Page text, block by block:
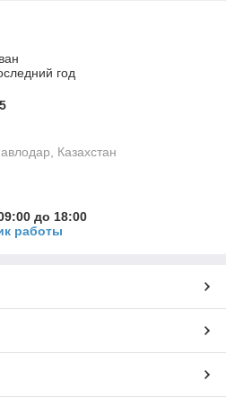
год
Казахстан
до 18:00
работы